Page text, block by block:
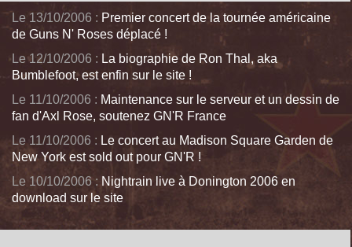
Le 13/10/2006 : Premier concert de la tournée américaine
de Guns N' Roses déplacé !
Le 12/10/2006 : La biographie de Ron Thal, aka
Bumblefoot, est enfin sur le site !
Le 11/10/2006 : Maintenance sur le serveur et un dessin de
fan d'Axl Rose, soutenez GN'R France
Le 11/10/2006 : Le concert au Madison Square Garden de
New York est sold out pour GN'R !
Le 10/10/2006 : Nightrain live à Donington 2006 en
download sur le site